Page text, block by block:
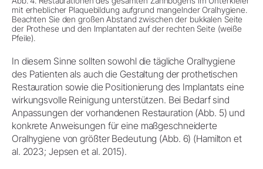
mit erheblicher Plaquebildung aufgrund mangelnder Oralhygiene.
Beachten Sie den großen Abstand zwischen der bukkalen Seite
der Prothese und den Implantaten auf der rechten Seite (weiße
Pfeile).
In diesem Sinne sollten sowohl die tägliche Oralhygiene
des Patienten als auch die Gestaltung der prothetischen
Restauration sowie die Positionierung des Implantats eine
wirkungsvolle Reinigung unterstützen. Bei Bedarf sind
Anpassungen der vorhandenen Restauration (Abb. 5) und
konkrete Anweisungen für eine maßgeschneiderte
Oralhygiene von größter Bedeutung (Abb. 6) (Hamilton et
al. 2023; Jepsen et al. 2015).